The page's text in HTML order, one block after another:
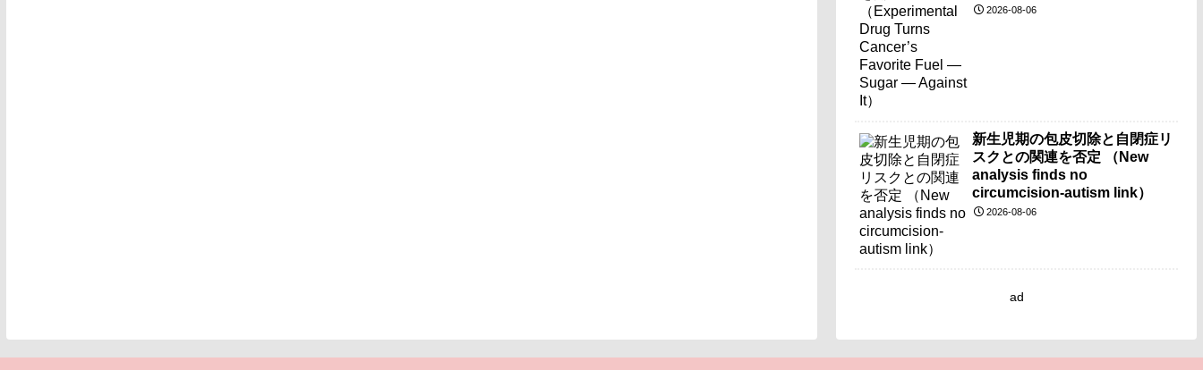
Sugar — Against It）
2026-08-06
新生児期の包皮切除と自閉症リ
スクとの関連を否定 （New
analysis finds no
circumcision-autism link）
2026-08-06
ad